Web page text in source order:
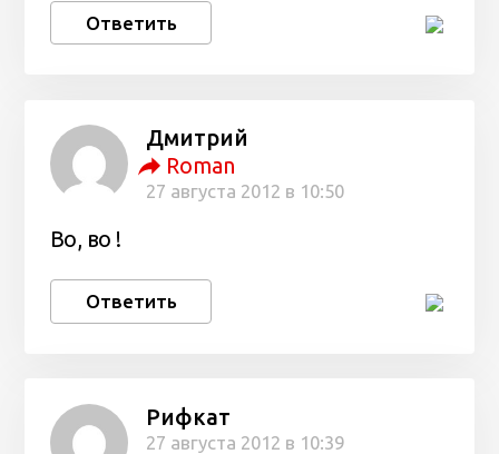
Ответить
Дмитрий
Roman
27 августа 2012 в 10:50
Во, во !
Ответить
Рифкат
27 августа 2012 в 10:39